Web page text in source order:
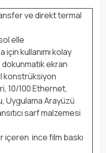
ve direkt termal
elle
için kullanımı kolay
ekran
konstrüksiyon
10/100 Ethernet,
Uygulama Arayüzü
sarf malzemesi
içeren ince film baskı